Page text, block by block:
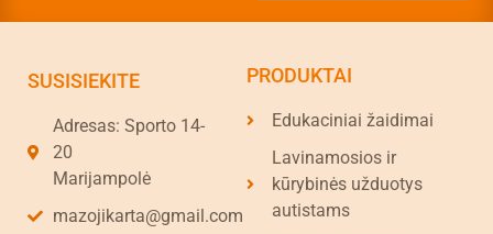
SUSISIEKITE
Adresas: Sporto 14-
20
Marijampolė
mazojikarta@gmail.com
PRODUKTAI
Edukaciniai žaidimai
Lavinamosios ir
kūrybinės užduotys
autistams